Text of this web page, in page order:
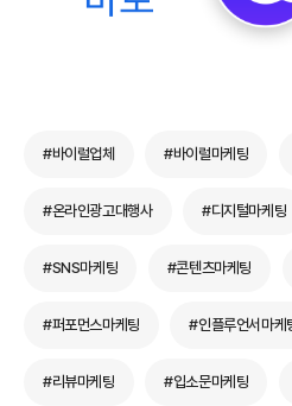
#바이럴업체 #바이럴마케팅
#온라인광고대행사 #디지털마케팅
#SNS마케팅 #콘텐츠마케팅
#퍼포먼스마케팅 #인플루언서마케
#리뷰마케팅 #입소문마케팅